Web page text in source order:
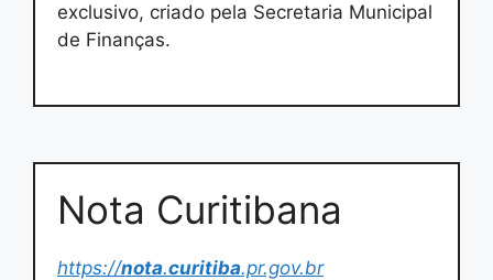
exclusivo, criado pela Secretaria Municipal
de Finanças.
Nota Curitibana
https://nota.curitiba.pr.gov.br